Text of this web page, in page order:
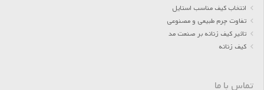
انتخاب کیف مناسب استایل
تفاوت چرم طبیعی و مصنوعی
تاثیر کیف زنانه بر صنعت مد
کیف زنانه
تماس با ما